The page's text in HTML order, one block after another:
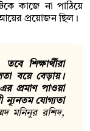
কাজে না পাঠিয়ে
প্রয়োজন ছিল।
শিক্ষার্থীরা
বয়ে বেড়ায়।
এর প্রমাণ পাওয়া
ন্যূনতম যোগ্যতা
মনিনুর রশিদ,